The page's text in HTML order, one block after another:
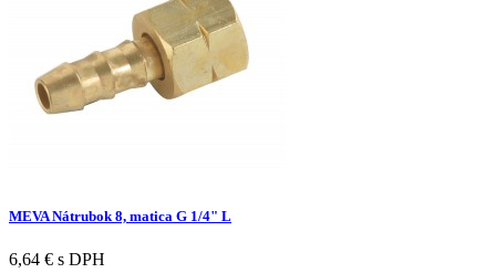
MEVA Nátrubok 8, matica G 1/4" L
6,64 € s DPH